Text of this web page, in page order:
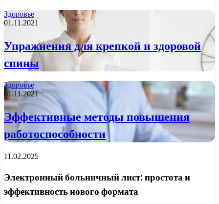
Здоровье
01.11.2021
Упражнения для крепкой и здоровой
спины
Здоровье
01.11.2021
Эффективные методы повышения
работоспособности
11.02.2025
Электронный больничный лист: простота и
эффективность нового формата